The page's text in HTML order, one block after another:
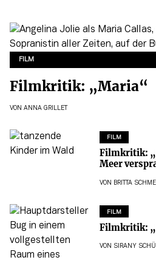
FILM
Filmkritik: „Maria“
VON ANNA GRILLET
FILM
Filmkritik:
Meer
VON BRITTA
FILM
Filmkritik:
VON SIRANY